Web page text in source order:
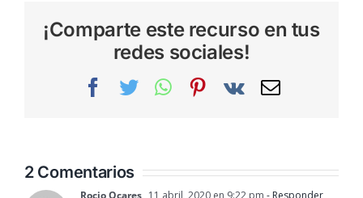
¡Comparte este recurso en tus
redes sociales!
Facebook
TwitterWhatsAppPinterest
Vk
Correo
2 Comentarios